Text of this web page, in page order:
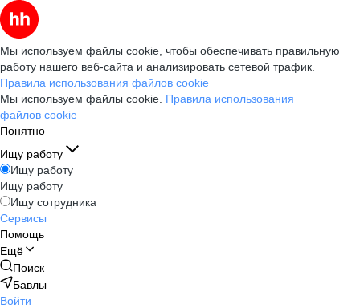
Мы используем файлы cookie, чтобы обеспечивать правильную
работу нашего веб-сайта и анализировать сетевой трафик.
Правила использования файлов cookie
Мы используем файлы cookie. Правила использования
файлов cookie
Понятно
Ищу работу
Ищу работу
Ищу работу
Ищу сотрудника
Сервисы
Помощь
Ещё
Поиск
Бавлы
Войти